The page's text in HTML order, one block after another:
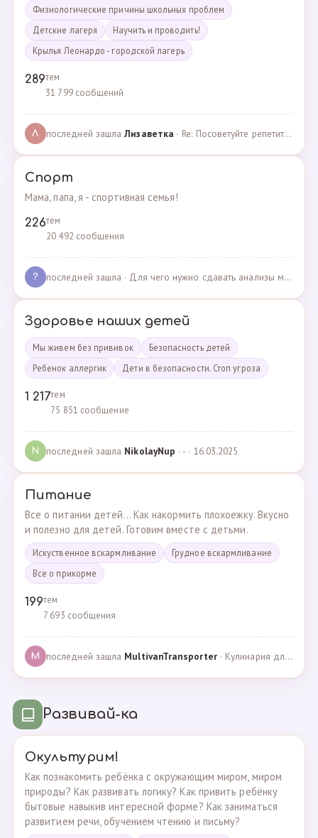
Физиологические причины школьных проблем
Детские лагеря
Научить и проводить!
Крылья Леонардо - городской лагерь
289тем
31 799 сообщений
Л последней зашлаЛизаветка · Re: Посоветуйте репетитора по английскому · 27.11.2024
Спорт
Мама, папа, я - спортивная семья!
226тем
20 492 сообщения
? последней зашла · Для чего нужно сдавать анализы мочи спортсменам? · 03.05.2025
Здоровье наших детей
Мы живем без прививок
Безопасность детей
Ребенок аллергик
Дети в безопасности. Стоп угроза
1 217тем
75 851 сообщение
N последней зашла NikolayNup · - · 16.03.2025
Питание
Все о питании детей... Как накормить плохоежку. Вкусно
и полезно для детей. Готовим вместе с детьми.
Искуственное вскармливание
Грудное вскармливание
Все о прикорме
199тем
7 693 сообщения
M последней зашла MultivanTransporter· Кулинария для более старших · 24.10.2024
Развивай-ка
Окультурим!
Как познакомить ребёнка с окружающим миром, миром
природы? Как развивать логику? Как привить ребёнку
бытовые навыкив интересной форме? Как заниматься
развитием речи, обучением чтению и письму?